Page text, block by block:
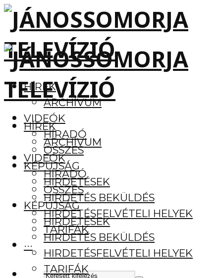
HÍREK
ARCHÍVUM
VIDEÓK
HÍRADÓ
ÖSSZES
KÉPÚJSÁG
HIRDETÉSEK
HIRDETÉS BEKÜLDÉS
HIRDETÉSFELVÉTELI HELYEK
TARIFÁK
···
HÍREK
ARCHÍVUM
VIDEÓK
HÍRADÓ
ÖSSZES
KÉPÚJSÁG
HIRDETÉSEK
HIRDETÉS BEKÜLDÉS
HIRDETÉSFELVÉTELI HELYEK
TARIFÁK